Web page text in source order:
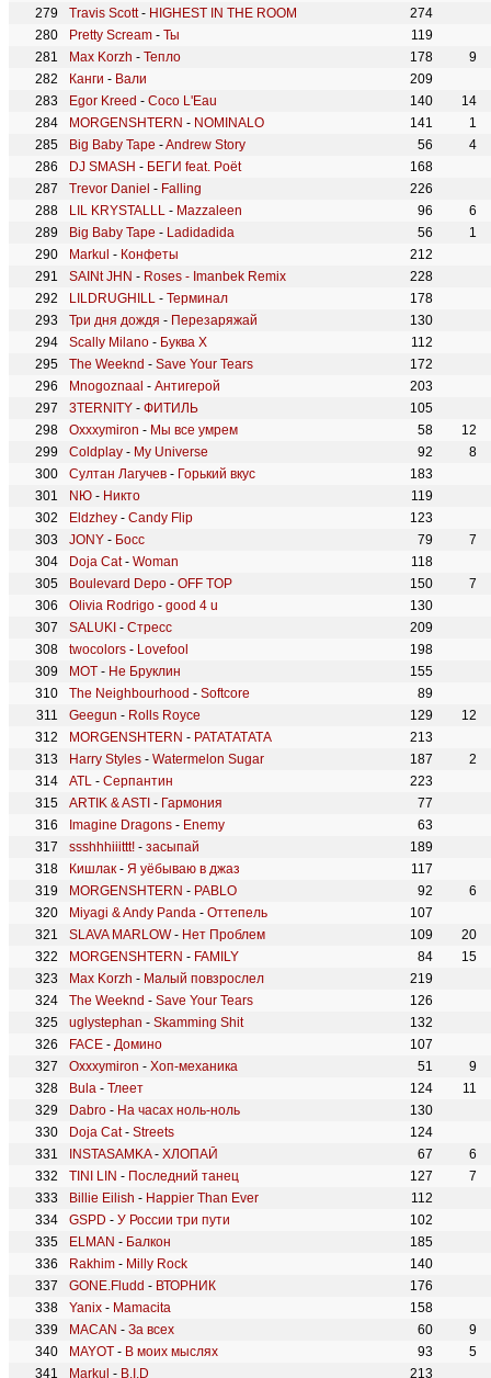
Travis Scott- HIGHEST IN THE ROOM
274
Pretty Scream - Ты
119
Max Korzh - Тепло 178
9
Канги - Вали
209
Egor Kreed - Coco L'Eau 140
14
MORGENSHTERN - NOMINALO 141
1
Big Baby Tape -Andrew Story 56
4
DJ SMASH - БЕГИ feat. Poët
168
Trevor Daniel - Falling
226
LIL KRYSTALLL - Mazzaleen 96
6
Big Baby Tape - Ladidadida 56
1
Markul - Конфеты
212
SAINt JHN - Roses - Imanbek Remix
228
LILDRUGHILL - Терминал
178
Три дня дождя - Перезаряжай
130
Scally Milano - Буква Х
112
The Weeknd - Save Your Tears
172
Mnogoznaal - Антигерой
203
3TERNITY - ФИТИЛЬ
105
Oxxxymiron - Мы все умрем 58
12
Coldplay - My Universe 92
8
Султан Лагучев - Горький вкус
183
NЮ - Никто
119
Eldzhey - Candy Flip
123
JONY - Босс 79
7
Doja Cat- Woman
118
Boulevard Depo - OFF TOP 150
7
Olivia Rodrigo - good 4 u
130
SALUKI - Стресс
209
twocolors - Lovefool
198
МОТ - Не Бруклин
155
The Neighbourhood - Softcore
89
Geegun - Rolls Royce 129
12
MORGENSHTERN - РАТАТАТАТА
213
Harry Styles - Watermelon Sugar 187
2
ATL - Серпантин
223
ARTIK & ASTI - Гармония
77
Imagine Dragons - Enemy
63
ssshhhiiittt! - засыпай
189
Кишлак - Я уёбываю в джаз
117
MORGENSHTERN - PABLO 92
6
Miyagi & Andy Panda - Оттепель
107
SLAVA MARLOW- Нет Проблем 109
20
MORGENSHTERN - FAMILY 84
15
Max Korzh - Малый повзрослел
219
The Weeknd - Save Your Tears
126
uglystephan - Skamming Shit
132
FACE - Домино
107
Oxxxymiron - Хоп-механика 51
9
Bula - Тлеет 124
11
Dabro - На часах ноль-ноль
130
Doja Cat- Streets
124
INSTASAMKA- ХЛОПАЙ 67
6
TINI LIN - Последний танец 127
7
Billie Eilish - Happier Than Ever
112
GSPD - У России три пути
102
ELMAN - Балкон
185
Rakhim - Milly Rock
140
GONE.Fludd - ВТОРНИК
176
Yanix - Mamacita
158
MACAN - За всех 60
9
MAYOT - В моих мыслях 93
5
Markul - B.I.D 213